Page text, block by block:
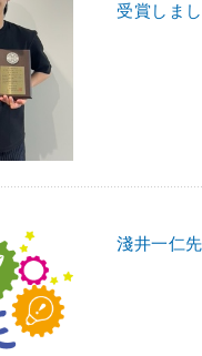
受賞しまし
淺井一仁